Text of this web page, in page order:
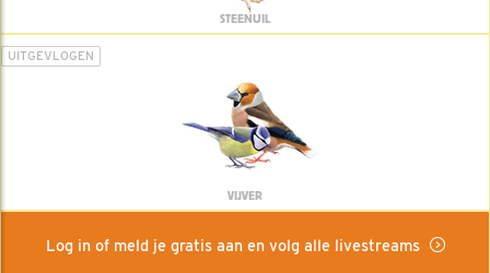
STEENUIL
UITGEVLOGEN
VIJVER
Log in of meld je gratis aan en volg alle livestreams